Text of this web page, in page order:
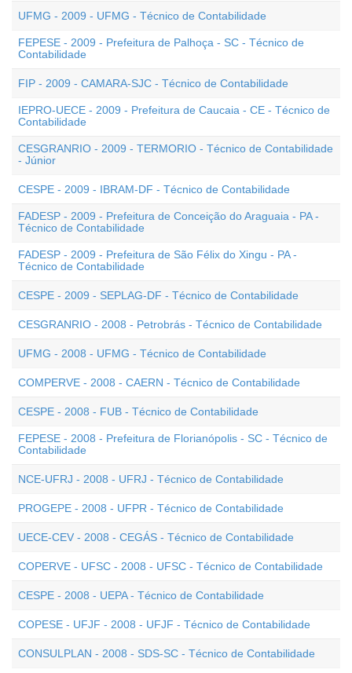
UFMG - 2009 - UFMG - Técnico de Contabilidade
FEPESE - 2009 - Prefeitura de Palhoça - SC - Técnico de
Contabilidade
FIP - 2009 - CAMARA-SJC - Técnico de Contabilidade
IEPRO-UECE - 2009 - Prefeitura de Caucaia - CE - Técnico de
Contabilidade
CESGRANRIO - 2009 - TERMORIO - Técnico de Contabilidade
- Júnior
CESPE - 2009 - IBRAM-DF - Técnico de Contabilidade
FADESP - 2009 - Prefeitura de Conceição do Araguaia - PA -
Técnico de Contabilidade
FADESP - 2009 - Prefeitura de São Félix do Xingu - PA -
Técnico de Contabilidade
CESPE - 2009 - SEPLAG-DF - Técnico de Contabilidade
CESGRANRIO - 2008 - Petrobrás - Técnico de Contabilidade
UFMG - 2008 - UFMG - Técnico de Contabilidade
COMPERVE - 2008 - CAERN - Técnico de Contabilidade
CESPE - 2008 - FUB - Técnico de Contabilidade
FEPESE - 2008 - Prefeitura de Florianópolis - SC - Técnico de
Contabilidade
NCE-UFRJ - 2008 - UFRJ - Técnico de Contabilidade
PROGEPE - 2008 - UFPR - Técnico de Contabilidade
UECE-CEV - 2008 - CEGÁS - Técnico de Contabilidade
COPERVE - UFSC - 2008 - UFSC - Técnico de Contabilidade
CESPE - 2008 - UEPA - Técnico de Contabilidade
COPESE - UFJF - 2008 - UFJF - Técnico de Contabilidade
CONSULPLAN - 2008 - SDS-SC - Técnico de Contabilidade